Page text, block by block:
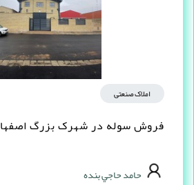
املاک صنعتی
فروش سوله در شهرک بزرگ
حامد حاجي بنده